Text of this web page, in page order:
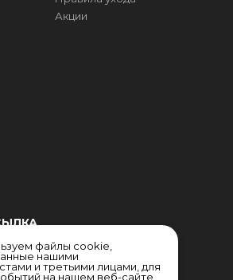
Акции
файлы cookie,
нашими
и третьими лицами, для
на нашем веб-сайте,